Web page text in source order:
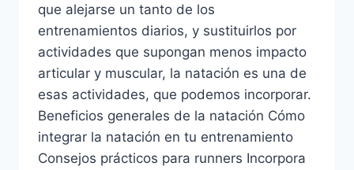
que alejarse un tanto de los
entrenamientos diarios, y sustituirlos por
actividades que supongan menos impacto
articular y muscular, la natación es una de
esas actividades, que podemos incorporar.
Beneficios generales de la natación Cómo
integrar la natación en tu entrenamiento
Consejos prácticos para runners Incorpora